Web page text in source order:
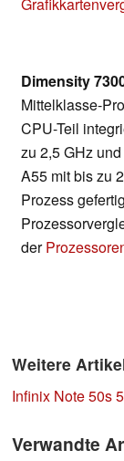
Dimensity
Mittelklasse-
CPU-Teil
zu 2,5 GHz
A55 mit bis zu
Prozess
der
Weitere
Infinix Note 50s
Verwandte